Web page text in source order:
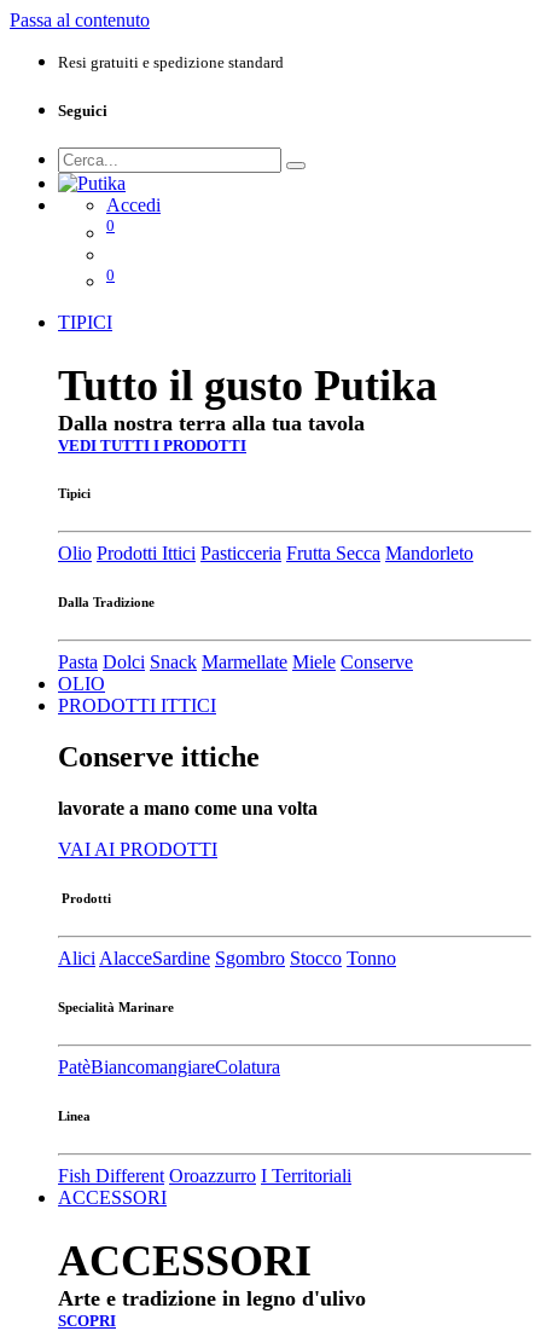
Passa al contenuto
Resi gratuiti e spedizione standard
Seguici
Accedi
0
0
TIPICI
Tutto il gusto Putika
Dalla nostra terra alla tua tavola
VEDI TUTTI I PRODOTTI
Tipici
Olio Prodotti Ittici Pasticceria Frutta Secca Mandorleto
Dalla Tradizione
Pasta Dolci Snack Marmellate Miele Conserve
OLIO
PRODOTTI ITTICI
Conserve ittiche
lavorate a mano come una volta
VAI AI PRODOTTI
Prodotti
Alici AlacceSardine Sgombro Stocco Tonno
Specialità Marinare
Patè​BiancomangiareColatura
Linea
Fish Different Oroazzurro I Territoriali
ACCESSORI
ACCESSORI
Arte e tradizione in legno d'ulivo
SCOPRI